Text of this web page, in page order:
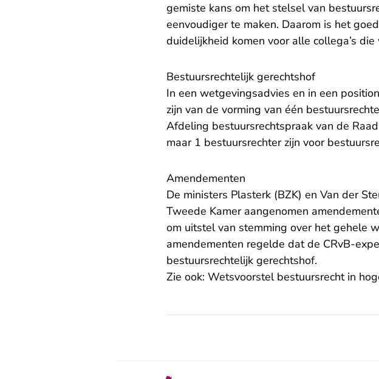
gemiste kans om het stelsel van
eenvoudiger te maken. Daarom is het
duidelijkheid komen voor alle collega’s die
Bestuursrechtelijk gerechtshof
In een wetgevingsadvies en in een
zijn van de vorming van één
Afdeling bestuursrechtspraak van de
maar 1 bestuursrechter zijn voor
Amendementen
De ministers Plasterk (BZK) en Van der
Tweede Kamer aangenomen
om uitstel van stemming over het gehele
amendementen regelde dat de CRvB-
bestuursrechtelijk gerechtshof.
Zie ook: Wetsvoorstel bestuursrecht in